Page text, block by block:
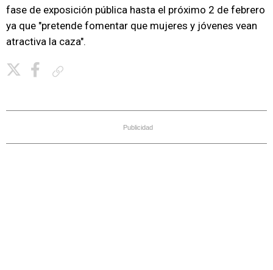
fase de exposición pública hasta el próximo 2 de febrero
ya que "pretende fomentar que mujeres y jóvenes vean
atractiva la caza".
Publicidad